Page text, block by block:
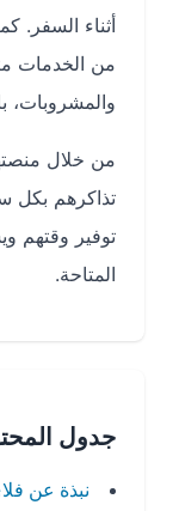
أثناء السفر. كما
من الخدمات مثل
والمشروبات،
من خلال منصتها
تذاكرهم بكل
توفير وقتهم
المتاحة.
جدول المحتويات
نبذة عن فلاي دبي